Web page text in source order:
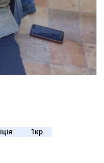
1кр